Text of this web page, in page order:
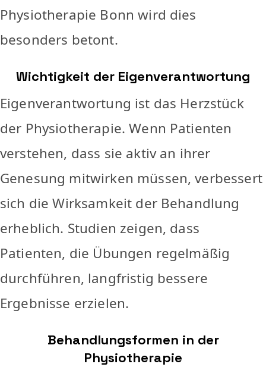
Physiotherapie Bonn wird dies
besonders betont.
Wichtigkeit der Eigenverantwortung
Eigenverantwortung ist das Herzstück
der Physiotherapie. Wenn Patienten
verstehen, dass sie aktiv an ihrer
Genesung mitwirken müssen, verbessert
sich die Wirksamkeit der Behandlung
erheblich. Studien zeigen, dass
Patienten, die Übungen regelmäßig
durchführen, langfristig bessere
Ergebnisse erzielen.
Behandlungsformen in der
Physiotherapie